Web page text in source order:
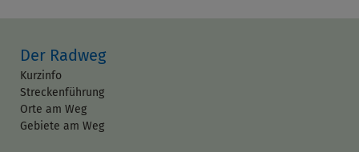
Der Radweg
Kurzinfo
Streckenführung
Orte am Weg
Gebiete am Weg